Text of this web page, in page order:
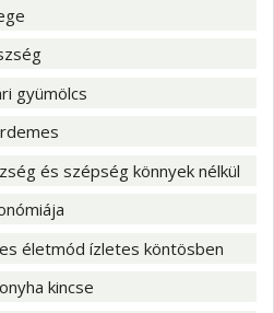
gyümölcs
és szépség könnyek nélkül
életmód ízletes köntösben
kincse